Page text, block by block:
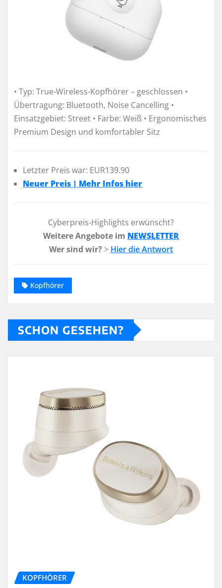
• Typ: True-Wireless-Kopfhörer – geschlossen •
Übertragung: Bluetooth, Noise Cancelling •
Einsatzgebiet: Street • Farbe: Weiß • Ergonomisches
Premium Design und komfortabler Sitz
Letzter Preis war: EUR139.90
Neuer Preis | Mehr Infos hier
Cyberpreis-Highlights erwünscht?
Weitere Angebote im NEWSLETTER
Wer sind wir? > Hier die Antwort
Kopfhörer
SCHON GESEHEN?
KOPFHÖRER